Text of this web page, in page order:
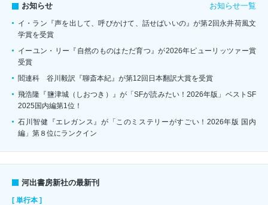
お知らせ お知らせ一覧
イ・ラン『声を出して、呼びかけて、話せばいいの』が第2回永井荷風文
学賞を受賞
イーユン・リー『自然のものはただ育つ』が2026年ピューリッツァー賞
受賞
閻連科 谷川毅訳『聊斎本紀』が第12回日本翻訳大賞を受賞
飛浩隆『鹽津城（しおつき）』が「SFが読みたい！2026年版」ベストSF
2025国内編第1位！
石川智健『エレガンス』が「このミステリーがすごい！2026年版 国内
編」第８位にランクイン
河出書房新社の最新刊
[ 単行本 ]